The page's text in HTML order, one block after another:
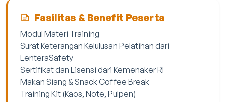
Fasilitas & Benefit Peserta
Modul Materi Training
Surat Keterangan Kelulusan Pelatihan dari
LenteraSafety
Sertifikat dan Lisensi dari Kemenaker RI
Makan Siang & Snack Coffee Break
Training Kit (Kaos, Note, Pulpen)